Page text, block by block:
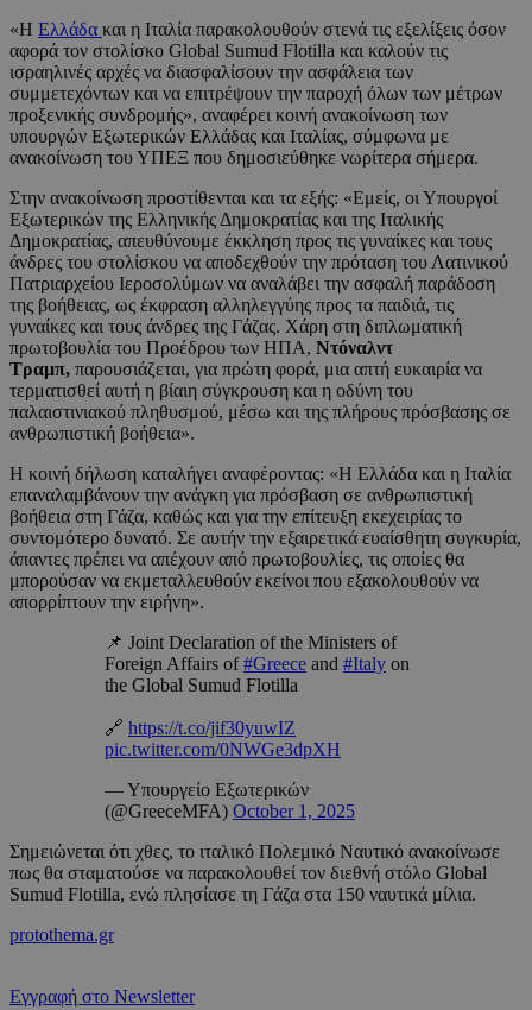
«Η Ελλάδα και η Ιταλία παρακολουθούν στενά τις εξελίξεις όσον
αφορά τον στολίσκο Global Sumud Flotilla και καλούν τις
ισραηλινές αρχές να διασφαλίσουν την ασφάλεια των
συμμετεχόντων και να επιτρέψουν την παροχή όλων των μέτρων
προξενικής συνδρομής», αναφέρει κοινή ανακοίνωση των
υπουργών Εξωτερικών Ελλάδας και Ιταλίας, σύμφωνα με
ανακοίνωση του ΥΠΕΞ που δημοσιεύθηκε νωρίτερα σήμερα.
Στην ανακοίνωση προστίθενται και τα εξής: «Εμείς, οι Υπουργοί
Εξωτερικών της Ελληνικής Δημοκρατίας και της Ιταλικής
Δημοκρατίας, απευθύνουμε έκκληση προς τις γυναίκες και τους
άνδρες του στολίσκου να αποδεχθούν την πρόταση του Λατινικού
Πατριαρχείου Ιεροσολύμων να αναλάβει την ασφαλή παράδοση
της βοήθειας, ως έκφραση αλληλεγγύης προς τα παιδιά, τις
γυναίκες και τους άνδρες της Γάζας. Χάρη στη διπλωματική
πρωτοβουλία του Προέδρου των ΗΠΑ, Ντόναλντ
Τραμπ, παρουσιάζεται, για πρώτη φορά, μια απτή ευκαιρία να
τερματισθεί αυτή η βίαιη σύγκρουση και η οδύνη του
παλαιστινιακού πληθυσμού, μέσω και της πλήρους πρόσβασης σε
ανθρωπιστική βοήθεια».
Η κοινή δήλωση καταλήγει αναφέροντας: «Η Ελλάδα και η Ιταλία
επαναλαμβάνουν την ανάγκη για πρόσβαση σε ανθρωπιστική
βοήθεια στη Γάζα, καθώς και για την επίτευξη εκεχειρίας το
συντομότερο δυνατό. Σε αυτήν την εξαιρετικά ευαίσθητη συγκυρία,
άπαντες πρέπει να απέχουν από πρωτοβουλίες, τις οποίες θα
μπορούσαν να εκμεταλλευθούν εκείνοι που εξακολουθούν να
απορρίπτουν την ειρήνη».
📌 Joint Declaration of the Ministers of
Foreign Affairs of#Greece and #Italy on
the Global Sumud Flotilla
🔗 https://t.co/jif30yuwIZ
pic.twitter.com/0NWGe3dpXH
— Υπουργείο Εξωτερικών
(@GreeceMFA) October 1, 2025
Σημειώνεται ότι χθες, το ιταλικό Πολεμικό Ναυτικό ανακοίνωσε
πως θα σταματούσε να παρακολουθεί τον διεθνή στόλο Global
Sumud Flotilla, ενώ πλησίασε τη Γάζα στα 150 ναυτικά μίλια.
protothema.gr
Εγγραφή στο Newsletter